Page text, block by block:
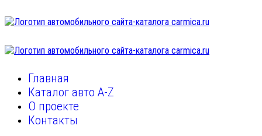
Главная
Каталог авто A-Z
О проекте
Контакты